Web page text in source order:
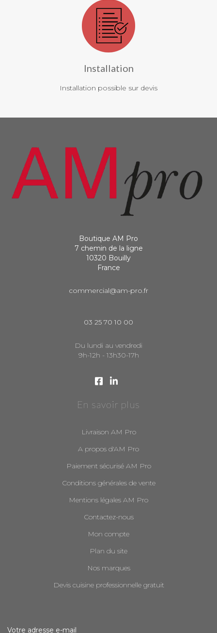
Installation
Installation possible sur devis
Boutique AM Pro
7 chemin de la ligne
10320 Bouilly
France
commercial@am-pro.fr
03 25 70 10 00
Du lundi au vendredi
9h-12h - 13h30-17h
En savoir plus
Livraison AM Pro
A propos d'AM Pro
Paiement sécurisé AM Pro
Conditions générales de vente
Mentions légales AM Pro
Contactez-nous
Mon compte
Plan du site
Nos marques
Devis cuisine professionnelle gratuit
Votre adresse e-mail